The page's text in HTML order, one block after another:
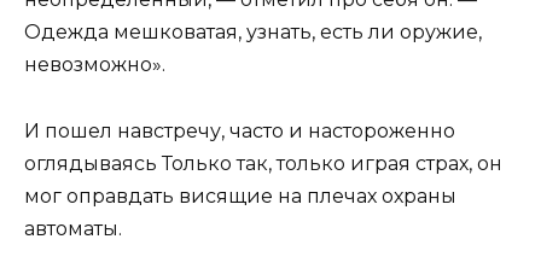
Одежда мешковатая, узнать, есть ли оружие,
невозможно».
И пошел навстречу, часто и настороженно
оглядываясь Только так, только играя страх, он
мог оправдать висящие на плечах охраны
автоматы.